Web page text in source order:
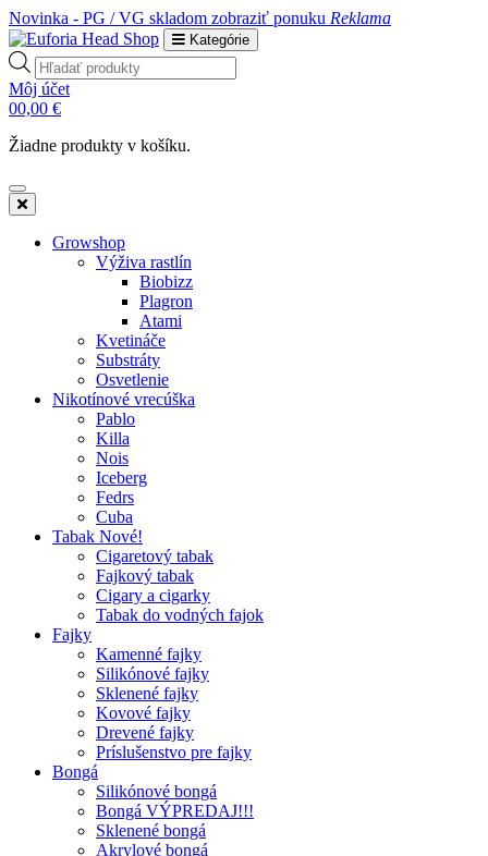
Novinka - PG / VG skladom zobraziť ponuku Reklama
Kategórie
Products
search
Môj účet
00,00 €
Žiadne produkty v košíku.
Growshop
Výživa rastlín
Biobizz
Plagron
Atami
Kvetináče
Substráty
Osvetlenie
Nikotínové vrecúška
Pablo
Killa
Nois
Iceberg
Fedrs
Cuba
Tabak Nové!
Cigaretový tabak
Fajkový tabak
Cigary a cigarky
Tabak do vodných fajok
Fajky
Kamenné fajky
Silikónové fajky
Sklenené fajky
Kovové fajky
Drevené fajky
Príslušenstvo pre fajky
Bongá
Silikónové bongá
Bongá VÝPREDAJ!!!
Sklenené bongá
Akrylové bongá